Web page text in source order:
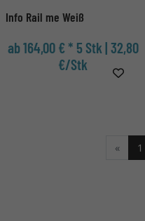
Info Rail me Weiß
ab 164,00 € * 5 Stk | 32,80
€/Stk
« 1